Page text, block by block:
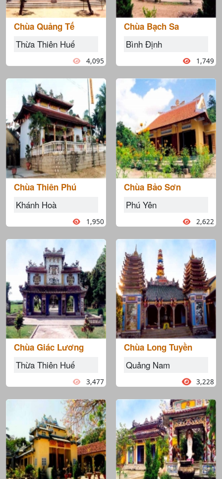
Chùa Quảng Tế
Thừa Thiên Huế
4,095
Chùa Thiên Phú
Khánh Hoà
1,950
Chùa Giác Lương
Thừa Thiên Huế
3,477
Chùa Bạch Sa
Bình Định
1,749
Chùa Bảo Sơn
Phú Yên
2,622
Chùa Long Tuyền
Quảng Nam
3,228